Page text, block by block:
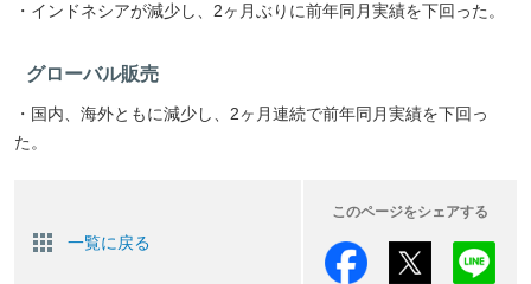
・インドネシアが減少し、2ヶ月ぶりに前年同月実績を下回った。
グローバル販売
・国内、海外ともに減少し、2ヶ月連続で前年同月実績を下回っ
た。
一覧に戻る
このページをシェアする